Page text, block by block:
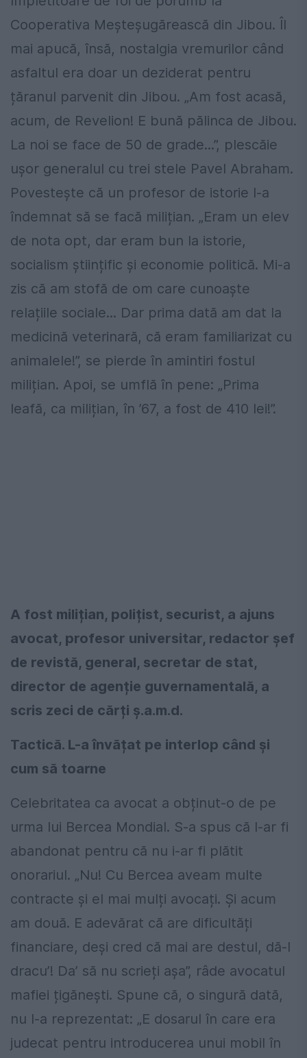
Cooperativa Meșteșugărească din Jibou. Îl
mai apucă, însă, nostalgia vremurilor când
asfaltul era doar un deziderat pentru
țăranul parvenit din Jibou. „Am fost acasă,
acum, de Revelion! E bună pălinca de Jibou.
La noi se face de 50 de grade...”, plescăie
ușor generalul cu trei stele Pavel Abraham.
Povestește că un profesor de istorie l-a
îndemnat să se facă milițian. „Eram un elev
de nota opt, dar eram bun la istorie,
socialism științific și economie politică. Mi-a
zis că am stofă de om care cunoaște
relațiile sociale... Dar prima dată am dat la
medicină veterinară, că eram familiarizat cu
animalele!”, se pierde în amintiri fostul
milițian. Apoi, se umflă în pene: „Prima
leafă, ca milițian, în ’67, a fost de 410 lei!”.
A fost milițian, polițist, securist, a ajuns
avocat, profesor universitar, redactor șef
de revistă, general, secretar de stat,
director de agenție guvernamentală, a
scris zeci de cărți ș.a.m.d.
Tactică. L-a învățat pe interlop când și
cum să toarne
Celebritatea ca avocat a obținut-o de pe
urma lui Bercea Mondial. S-a spus că l-ar fi
abandonat pentru că nu i-ar fi plătit
onorariul. „Nu! Cu Bercea aveam multe
contracte și el mai mulți avocați. Și acum
am două. E adevărat că are dificultăți
financiare, deși cred că mai are destul, dă-l
dracu’! Da’ să nu scrieți așa”, râde avocatul
mafiei țigănești. Spune că, o singură dată,
nu l-a reprezentat: „E dosarul în care era
judecat pentru introducerea unui mobil în